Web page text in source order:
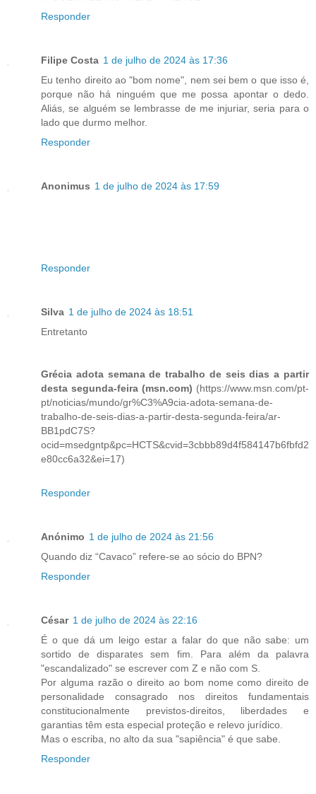
Responder
Filipe Costa 1 de julho de 2024 às 17:36
Eu tenho direito ao "bom nome", nem sei bem o que isso é,
porque não há ninguém que me possa apontar o dedo.
Aliás, se alguém se lembrasse de me injuriar, seria para o
lado que durmo melhor.
Responder
Anonimus 1 de julho de 2024 às 17:59
Responder
Silva 1 de julho de 2024 às 18:51
Entretanto
Grécia adota semana de trabalho de seis dias a partir
desta segunda-feira (msn.com) (https://www.msn.com/pt-
pt/noticias/mundo/gr%C3%A9cia-adota-semana-de-
trabalho-de-seis-dias-a-partir-desta-segunda-feira/ar-
BB1pdC7S?
ocid=msedgntp&pc=HCTS&cvid=3cbbb89d4f584147b6fbfd2
e80cc6a32&ei=17)
Responder
Anónimo 1 de julho de 2024 às 21:56
Quando diz “Cavaco” refere-se ao sócio do BPN?
Responder
César 1 de julho de 2024 às 22:16
É o que dá um leigo estar a falar do que não sabe: um
sortido de disparates sem fim. Para além da palavra
"escandalizado" se escrever com Z e não com S.
Por alguma razão o direito ao bom nome como direito de
personalidade consagrado nos direitos fundamentais
constitucionalmente previstos-direitos, liberdades e
garantias têm esta especial proteção e relevo jurídico.
Mas o escriba, no alto da sua "sapiência" é que sabe.
Responder